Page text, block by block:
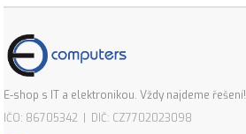
E-shop s IT a elektronikou. Vždy najdeme řešení!
IČO: 86705342 | DIČ: CZ7702023098